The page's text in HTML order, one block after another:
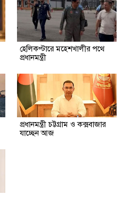
হেলিকপ্টারে মহেশখালীর পথে
প্রধানমন্ত্রী
প্রধানমন্ত্রী চট্টগ্রাম ও কক্সবাজার
যাচ্ছেন আজ